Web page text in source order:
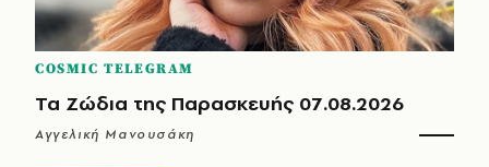
COSMIC TELEGRAM
Τα Ζώδια της Παρασκευής 07.08.2026
Αγγελική Μανουσάκη